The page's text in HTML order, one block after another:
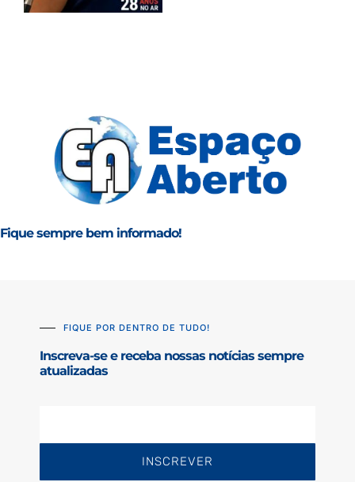
Fique sempre bem informado!
FIQUE POR DENTRO DE TUDO!
Inscreva-se e receba nossas notícias sempre
atualizadas
INSCREVER